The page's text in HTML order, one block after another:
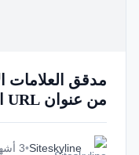
مدقق العلامات
من عنوان URL الأساسي عبر الإنترنت
Siteskyline
•3 أشهر مضت